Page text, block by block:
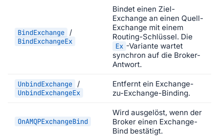
BindExchange /
BindExchangeEx
Bindet einen Ziel-
Exchange an einen Quell-
Exchange mit einem
Routing-Schlüssel. Die
Ex -Variante wartet
synchron auf die Broker-
Antwort.
UnbindExchange /
UnbindExchangeEx
Entfernt ein Exchange-
zu-Exchange-Binding.
OnAMQPExchangeBind
Wird ausgelöst, wenn der
Broker einen Exchange-
Bind bestätigt.